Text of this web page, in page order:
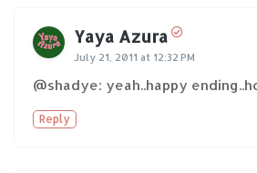
Yaya Azura
July 21, 2011 at 12:32 PM
@shadye: yeah..happy
Reply